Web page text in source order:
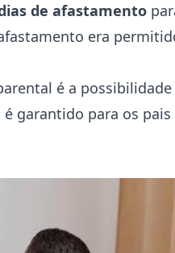
de afastamento
era
é a
garantido para os